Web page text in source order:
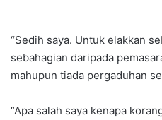
“Sedih saya. Untuk elakkan
sebahagian daripada
mahupun tiada pergaduhan
“Apa salah saya kenapa